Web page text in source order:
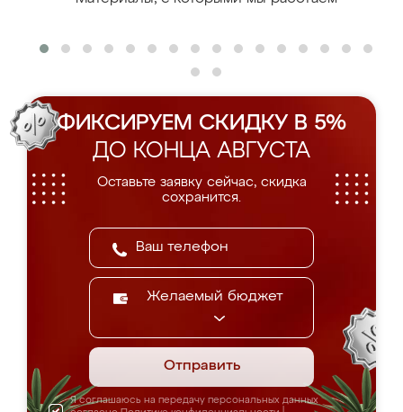
ФИКСИРУЕМ СКИДКУ В 5%
ДО КОНЦА АВГУСТА
Оставьте заявку сейчас, скидка
сохранится.
Желаемый бюджет
Отправить
Я соглашаюсь на передачу персональных данных